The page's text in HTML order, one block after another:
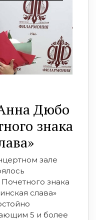
Дюбо
знака
зале
знака
слава»
5 и более